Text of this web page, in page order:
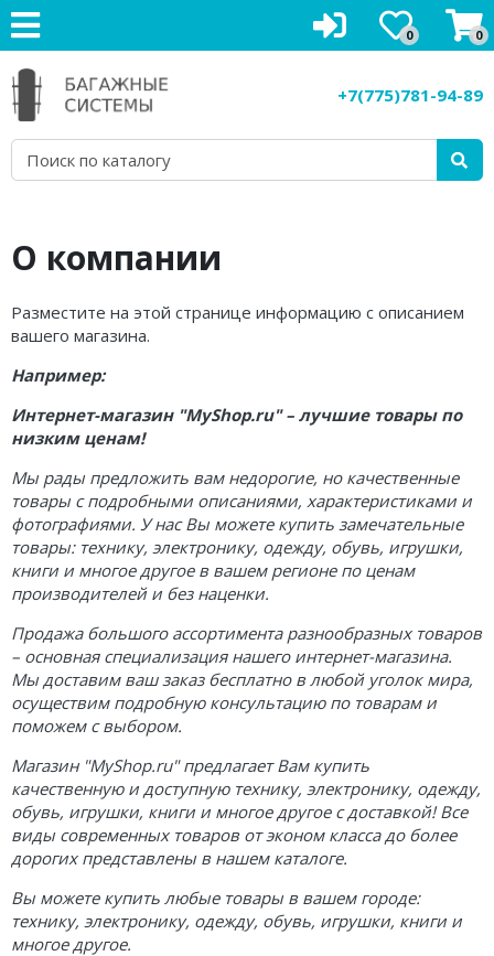
0 0
+7(775)781-94-89
О компании
Разместите на этой странице информацию с описанием
вашего магазина.
Например:
Интернет-магазин "MyShop.ru" – лучшие товары по
низким ценам!
Мы рады предложить вам недорогие, но качественные
товары с подробными описаниями, характеристиками и
фотографиями. У нас Вы можете купить замечательные
товары: технику, электронику, одежду, обувь, игрушки,
книги и многое другое в вашем регионе по ценам
производителей и без наценки.
Продажа большого ассортимента разнообразных товаров
– основная специализация нашего интернет-магазина.
Мы доставим ваш заказ бесплатно в любой уголок мира,
осуществим подробную консультацию по товарам и
поможем с выбором.
Магазин "MyShop.ru" предлагает Вам купить
качественную и доступную технику, электронику, одежду,
обувь, игрушки, книги и многое другое с доставкой! Все
виды современных товаров от эконом класса до более
дорогих представлены в нашем каталоге.
Вы можете купить любые товары в вашем городе:
технику, электронику, одежду, обувь, игрушки, книги и
многое другое.
Багажники на крышу
Рейлинги на крышу
Боксы на крышу
Крепления для лыж
Грузовые корзины
Услуги